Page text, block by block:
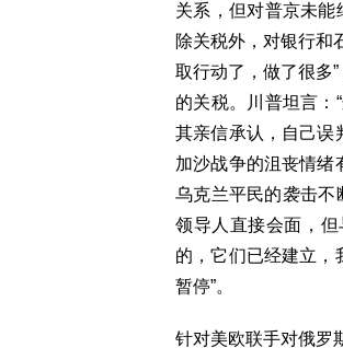
关系，但对普京未能
除关税外，对银行和
取行动了，做了很多
的关税。川普坦言：
其亲信承认，自己误
加沙战争的沮丧情绪
乌克兰平民的袭击不
领导人直接会面，但
的，它们已经建立，
暂停”。
针对美欧联手对俄罗